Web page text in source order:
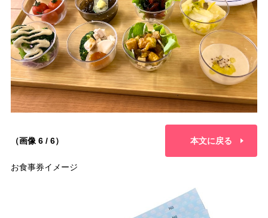
（画像 6 / 6） 本文に戻る
お食事券イメージ